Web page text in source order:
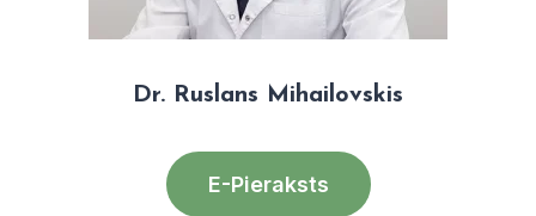
Dr. Ruslans Mihailovskis
E-Pieraksts